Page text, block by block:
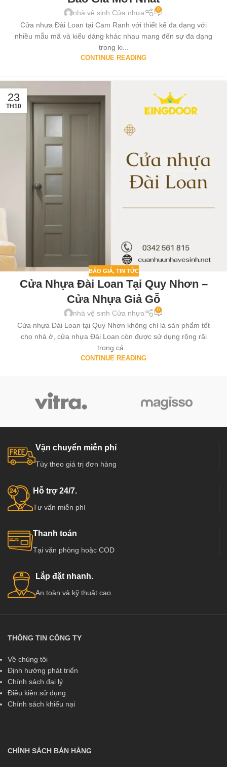
nhà vệ sinh Cửa nhựa 0
Cửa nhựa Đài Loan tại Cam Ranh với thiết kế đa dạng với
nhiều mẫu mã và kiểu dáng khác nhau mang đến sự đa dạng
trong ki...
CONTINUE READING
23
TH10
BÁO GIÁ, TIN TỨC
Cửa Nhựa Đài Loan Tại Quy Nhơn –
Cửa Nhựa Giả Gỗ
nhà vệ sinh Cửa nhựa 0
Cửa nhựa Đài Loan tại Quy Nhơn không chỉ là sản phẩm tốt
cho nhà ở, cửa nhựa Đài Loan còn được sử dụng rộng rãi
trong cá...
CONTINUE READING
Vận chuyển miễn phí
Tùy theo giá trị đơn hàng
Hỗ trợ 24/7.
Tư vấn miễn phí
Thanh toán
Tại văn phòng hoặc COD
Lắp đặt nhanh.
An toàn và kỹ thuật cao.
THÔNG TIN CÔNG TY
Về chúng tôi
Định hướng phát triển
Chính sách đại lý
Điều kiện sử dụng
Chính sách khiếu nại
CHÍNH SÁCH BÁN HÀNG